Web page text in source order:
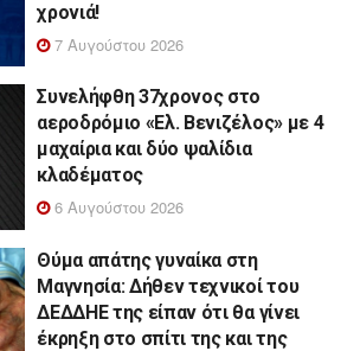
χρονιά!
7 Αυγούστου 2026
Συνελήφθη 37χρονος στο
αεροδρόμιο «Ελ. Βενιζέλος» με 4
μαχαίρια και δύο ψαλίδια
κλαδέματος
6 Αυγούστου 2026
Θύμα απάτης γυναίκα στη
Μαγνησία: Δήθεν τεχνικοί του
ΔΕΔΔΗΕ της είπαν ότι θα γίνει
έκρηξη στο σπίτι της και της